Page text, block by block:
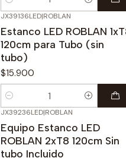
Cantidad
JX39136LED|ROBLAN
Estanco LED ROBLAN
120cm para Tubo (sin
tubo)
$15.900
Cantidad
JX39236LED|ROBLAN
Equipo Estanco LED
ROBLAN 2xT8 120cm Sin
tubo Incluido